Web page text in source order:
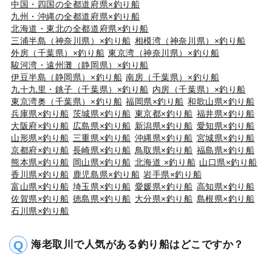
中国・四国の全都道府県×釣り船
九州・沖縄の全都道府県×釣り船
北海道・東北の全都道府県×釣り船
三浦半島（神奈川県）×釣り船 相模湾（神奈川県）×釣り船
外房（千葉県）×釣り船 東京湾（神奈川県）×釣り船
駿河湾・遠州灘（静岡県）×釣り船
伊豆半島（静岡県）×釣り船 南房（千葉県）×釣り船
九十九里・銚子（千葉県）×釣り船 内房（千葉県）×釣り船
東京湾奥（千葉県）×釣り船 福岡県×釣り船 和歌山県×釣り船
兵庫県×釣り船 茨城県×釣り船 東京都×釣り船 福井県×釣り船
大阪府×釣り船 広島県×釣り船 新潟県×釣り船 愛知県×釣り船
山形県×釣り船 三重県×釣り船 沖縄県×釣り船 宮城県×釣り船
京都府×釣り船 長崎県×釣り船 鳥取県×釣り船 福島県×釣り船
熊本県×釣り船 岡山県×釣り船 北海道 ×釣り船 山口県×釣り船
香川県×釣り船 鹿児島県×釣り船 岩手県×釣り船
富山県×釣り船 埼玉県×釣り船 愛媛県×釣り船 高知県×釣り船
佐賀県×釣り船 徳島県×釣り船 大分県×釣り船 島根県×釣り船
石川県×釣り船
海老取川で人気がある釣り船はどこですか？